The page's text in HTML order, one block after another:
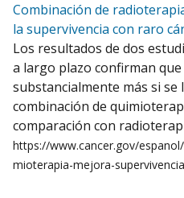
Combinación de
la supervivencia con raro
Los resultados de dos
a largo plazo confirman
substancialmente más si se
combinación de
comparación con
https://www.cancer.gov/
mioterapia-mejora-supervivencia